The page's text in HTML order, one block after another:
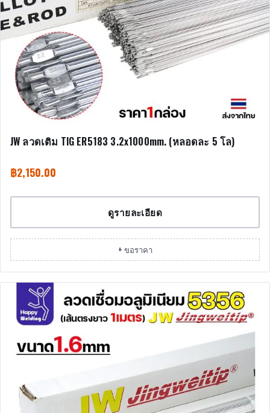
JW ลวดเติม TIG ER5183 3.2x1000mm. (หลอดละ 5 โล)
฿2,150.00
ดูรายละเอียด
+ ขอราคา